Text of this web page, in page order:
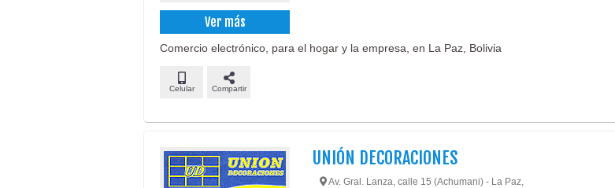
Ver más
Comercio electrónico, para el hogar y la empresa, en La Paz, Bolivia
Celular Compartir
UNIÓN DECORACIONES
Av. Gral. Lanza, calle 15 (Achumani) - La Paz,